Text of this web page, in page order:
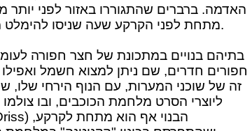
האדמה. ברברים שהתגוררו באזור לפני יותר
מתחת לפני הקרקע שעה שניסו להימלט מהשרב המדברי הכבד.
בתיהם בנויים במתכונת של חצר חפורה
חפורים חדרים, שם ניתן למצוא חשמל ואפילו
זה של שוכני המערות, עם הנוף הירחי
ליוצרי הסרט מלחמת הכוכבים, ובו